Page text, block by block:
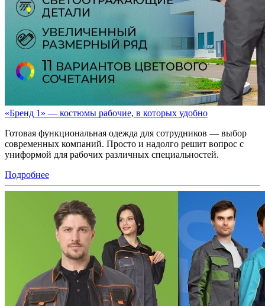
«Бренд 1» — костюмы рабочие, в которых удобно
Готовая функциональная одежда для сотрудников — выбор
современных компаний. Просто и надолго решит вопрос с
униформой для рабочих различных специальностей.
Подробнее